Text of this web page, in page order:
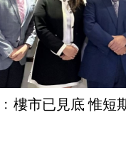
樓市已見底 惟短